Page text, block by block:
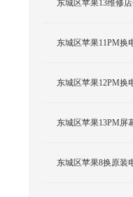
东城区苹果13维修
东城区苹果11PM换
东城区苹果12PM换
东城区苹果13PM屏
东城区苹果8换原装